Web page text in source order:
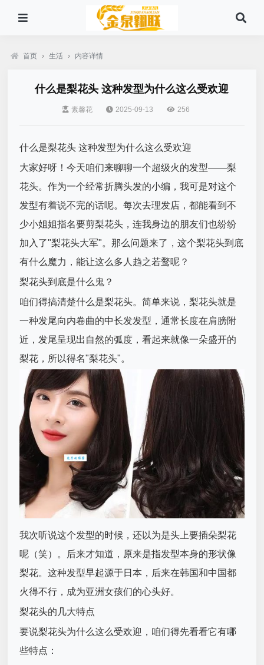
首页 › 生活 › 内容详情
什么是梨花头 这种发型为什么这么受欢迎
素馨花 2025-09-13 256
什么是梨花头 这种发型为什么这么受欢迎
大家好呀！今天咱们来聊聊一个超级火的发型——梨
花头。作为一个经常折腾头发的小编，我可是对这个
发型有着说不完的话呢。每次去理发店，都能看到不
少小姐姐指名要剪梨花头，连我身边的朋友们也纷纷
加入了"梨花头大军"。那么问题来了，这个梨花头到底
有什么魔力，能让这么多人趋之若鹜呢？
梨花头到底是什么鬼？
咱们得搞清楚什么是梨花头。简单来说，梨花头就是
一种发尾向内卷曲的中长发发型，通常长度在肩膀附
近，发尾呈现出自然的弧度，看起来就像一朵盛开的
梨花，所以得名"梨花头"。
我次听说这个发型的时候，还以为是头上要插朵梨花
呢（笑）。后来才知道，原来是指发型本身的形状像
梨花。这种发型早起源于日本，后来在韩国和中国都
火得不行，成为亚洲女孩们的心头好。
梨花头的几大特点
要说梨花头为什么这么受欢迎，咱们得先看看它有哪
些特点：